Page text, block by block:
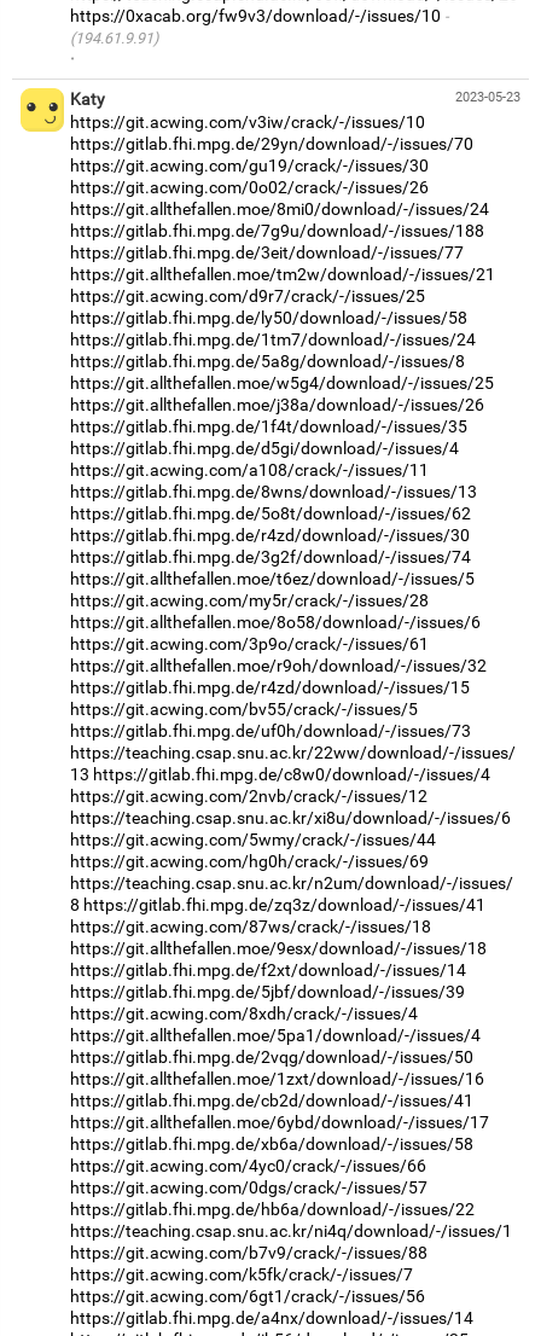
https://0xacab.org/fw9v3/download/-/issues/10
(194.61.9.91)
·
2023-05-23
Katy
https://git.acwing.com/v3iw/crack/-/issues/10
https://gitlab.fhi.mpg.de/29yn/download/-/issues/70
https://git.acwing.com/gu19/crack/-/issues/30
https://git.acwing.com/0o02/crack/-/issues/26
https://git.allthefallen.moe/8mi0/download/-/issues/24
https://gitlab.fhi.mpg.de/7g9u/download/-/issues/188
https://gitlab.fhi.mpg.de/3eit/download/-/issues/77
https://git.allthefallen.moe/tm2w/download/-/issues/21
https://git.acwing.com/d9r7/crack/-/issues/25
https://gitlab.fhi.mpg.de/ly50/download/-/issues/58
https://gitlab.fhi.mpg.de/1tm7/download/-/issues/24
https://gitlab.fhi.mpg.de/5a8g/download/-/issues/8
https://git.allthefallen.moe/w5g4/download/-/issues/25
https://git.allthefallen.moe/j38a/download/-/issues/26
https://gitlab.fhi.mpg.de/1f4t/download/-/issues/35
https://gitlab.fhi.mpg.de/d5gi/download/-/issues/4
https://git.acwing.com/a108/crack/-/issues/11
https://gitlab.fhi.mpg.de/8wns/download/-/issues/13
https://gitlab.fhi.mpg.de/5o8t/download/-/issues/62
https://gitlab.fhi.mpg.de/r4zd/download/-/issues/30
https://gitlab.fhi.mpg.de/3g2f/download/-/issues/74
https://git.allthefallen.moe/t6ez/download/-/issues/5
https://git.acwing.com/my5r/crack/-/issues/28
https://git.allthefallen.moe/8o58/download/-/issues/6
https://git.acwing.com/3p9o/crack/-/issues/61
https://git.allthefallen.moe/r9oh/download/-/issues/32
https://gitlab.fhi.mpg.de/r4zd/download/-/issues/15
https://git.acwing.com/bv55/crack/-/issues/5
https://gitlab.fhi.mpg.de/uf0h/download/-/issues/73
https://teaching.csap.snu.ac.kr/22ww/download/-/issues/
13 https://gitlab.fhi.mpg.de/c8w0/download/-/issues/4
https://git.acwing.com/2nvb/crack/-/issues/12
https://teaching.csap.snu.ac.kr/xi8u/download/-/issues/6
https://git.acwing.com/5wmy/crack/-/issues/44
https://git.acwing.com/hg0h/crack/-/issues/69
https://teaching.csap.snu.ac.kr/n2um/download/-/issues/
8 https://gitlab.fhi.mpg.de/zq3z/download/-/issues/41
https://git.acwing.com/87ws/crack/-/issues/18
https://git.allthefallen.moe/9esx/download/-/issues/18
https://gitlab.fhi.mpg.de/f2xt/download/-/issues/14
https://gitlab.fhi.mpg.de/5jbf/download/-/issues/39
https://git.acwing.com/8xdh/crack/-/issues/4
https://git.allthefallen.moe/5pa1/download/-/issues/4
https://gitlab.fhi.mpg.de/2vqg/download/-/issues/50
https://git.allthefallen.moe/1zxt/download/-/issues/16
https://gitlab.fhi.mpg.de/cb2d/download/-/issues/41
https://git.allthefallen.moe/6ybd/download/-/issues/17
https://gitlab.fhi.mpg.de/xb6a/download/-/issues/58
https://git.acwing.com/4yc0/crack/-/issues/66
https://git.acwing.com/0dgs/crack/-/issues/57
https://gitlab.fhi.mpg.de/hb6a/download/-/issues/22
https://teaching.csap.snu.ac.kr/ni4q/download/-/issues/1
https://git.acwing.com/b7v9/crack/-/issues/88
https://git.acwing.com/k5fk/crack/-/issues/7
https://git.acwing.com/6gt1/crack/-/issues/56
https://gitlab.fhi.mpg.de/a4nx/download/-/issues/14